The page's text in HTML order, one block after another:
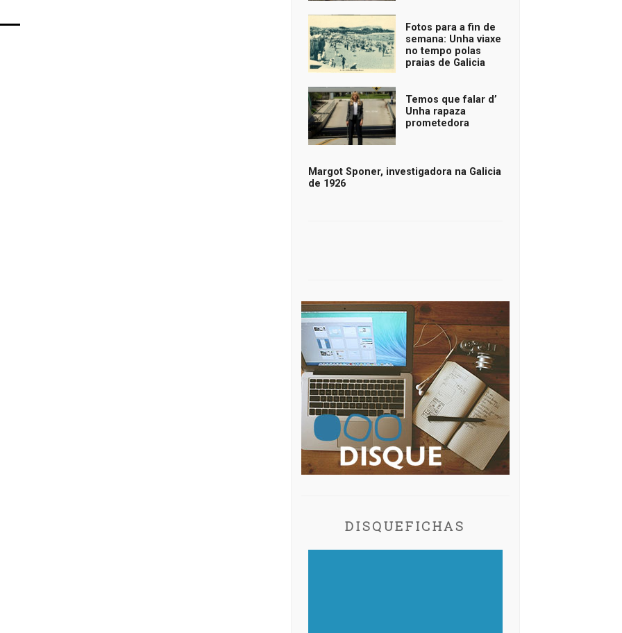
Fotos para a fin de
semana: Unha viaxe
no tempo polas
praias de Galicia
Temos que falar d’
Unha rapaza
prometedora
Margot Sponer, investigadora na Galicia
de 1926
DISQUEFICHAS